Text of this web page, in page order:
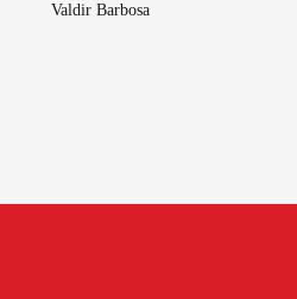
Valdir Barbosa